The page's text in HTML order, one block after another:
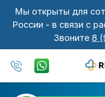
Мы открыты для
России - в связи с
Звоните 8